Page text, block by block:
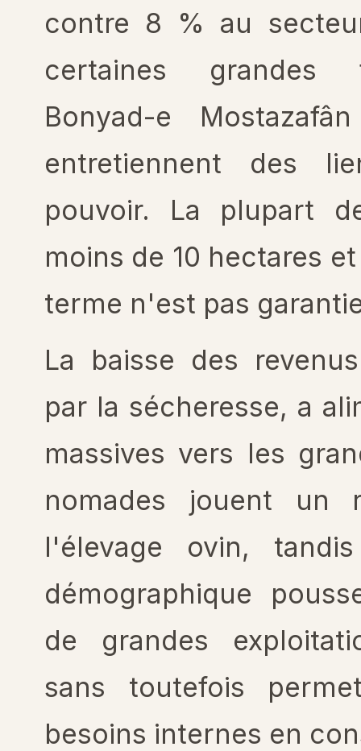
contre 8 % au
certaines grandes
Bonyad-e
entretiennent des
pouvoir. La plupart
moins de 10 hectares
terme n'est pas
La baisse des
par la sécheresse, a
massives vers les
nomades jouent un
l'élevage ovin,
démographique
de grandes
sans toutefois
besoins internes en